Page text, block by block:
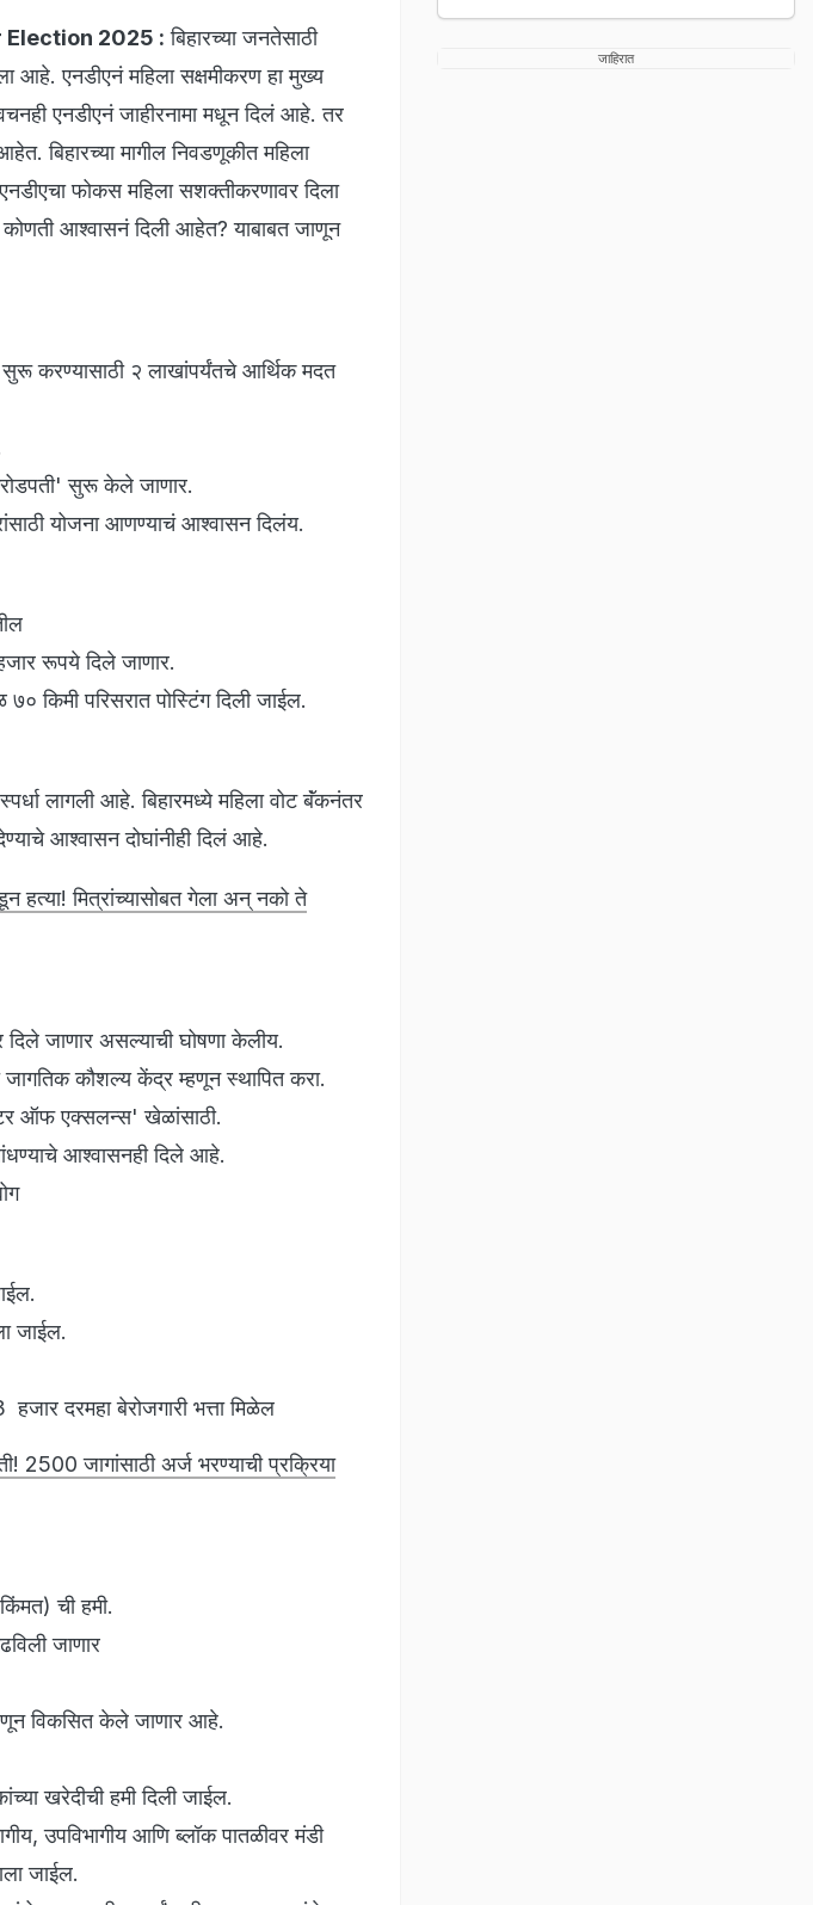
2025 : बिहारच्या जनतेसाठी
आहे. एनडीएनं महिला सक्षमीकरण हा मुख्य
एनडीएनं जाहीरनामा मधून दिलं आहे. तर
बिहारच्या मागील निवडणूकीत महिला
एनडीएचा फोकस महिला सशक्तीकरणावर दिला
कोणती आश्वासनं दिली आहेत? याबाबत जाणून
सुरू करण्यासाठी २ लाखांपर्यंतचे आर्थिक मदत
करोडपती' सुरू केले जाणार.
योजना आणण्याचं आश्वासन दिलंय.
हजार रूपये दिले जाणार.
किमी परिसरात पोस्टिंग दिली जाईल.
लागली आहे. बिहारमध्ये महिला वोट बॅंकनंतर
आश्वासन दोघांनीही दिलं आहे.
हत्या! मित्रांच्यासोबत गेला अन् नको ते
दिले जाणार असल्याची घोषणा केलीय.
कौशल्य केंद्र म्हणून स्थापित करा.
ऑफ एक्सलन्स' खेळांसाठी.
आश्वासनही दिले आहे.
जाईल.
दरमहा बेरोजगारी भत्ता मिळेल
2500 जागांसाठी अर्ज भरण्याची प्रक्रिया
ची हमी.
जाणार
विकसित केले जाणार आहे.
खरेदीची हमी दिली जाईल.
उपविभागीय आणि ब्लॉक पातळीवर मंडी
जाईल.
जाहिरात